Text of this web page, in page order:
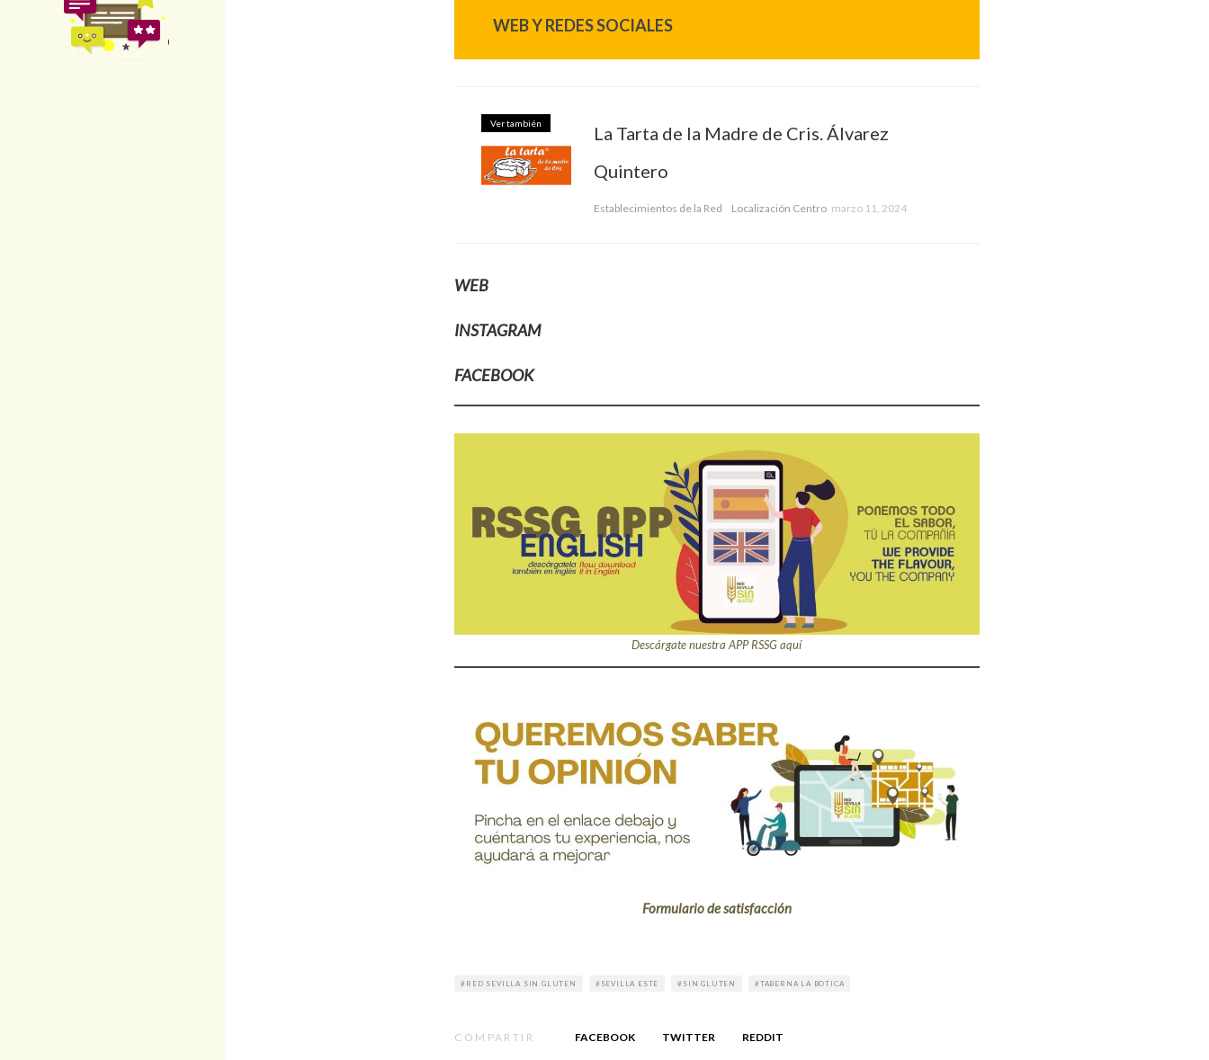
WEB Y REDES SOCIALES
Ver también
La Tarta de la Madre de Cris. Álvarez
Quintero
Establecimientos de la Red Localización Centro marzo 11, 2024
WEB
INSTAGRAM
FACEBOOK
Descárgate nuestra APP RSSG aquí
Formulario de satisfacción
RED SEVILLA SIN GLUTEN SEVILLA ESTE SIN GLUTEN TABERNA LA BOTICA
COMPARTIR FACEBOOK TWITTER REDDIT